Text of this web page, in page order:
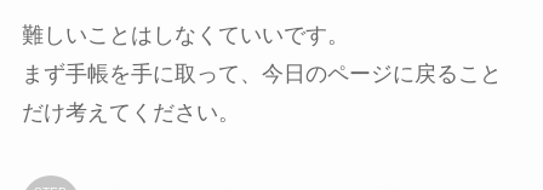
難しいことはしなくていいです。
まず手帳を手に取って、今日のページに戻ること
だけ考えてください。